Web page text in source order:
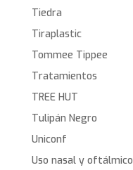
Tiedra
Tiraplastic
Tommee Tippee
Tratamientos
TREE HUT
Tulipán Negro
Uniconf
Uso nasal y oftálmico